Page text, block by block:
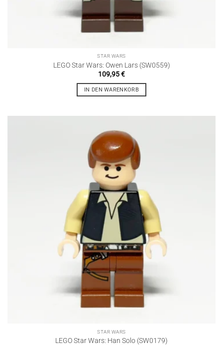
STAR WARS
LEGO Star Wars: Owen Lars (SW0559)
109,95€
IN DEN WARENKORB
STAR WARS
LEGO Star Wars: Han Solo (SW0179)